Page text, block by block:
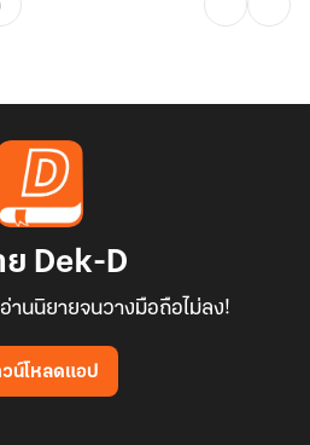
ย Dek-D
นนิยายจนวางมือถือไม่ลง!
น์โหลดแอป